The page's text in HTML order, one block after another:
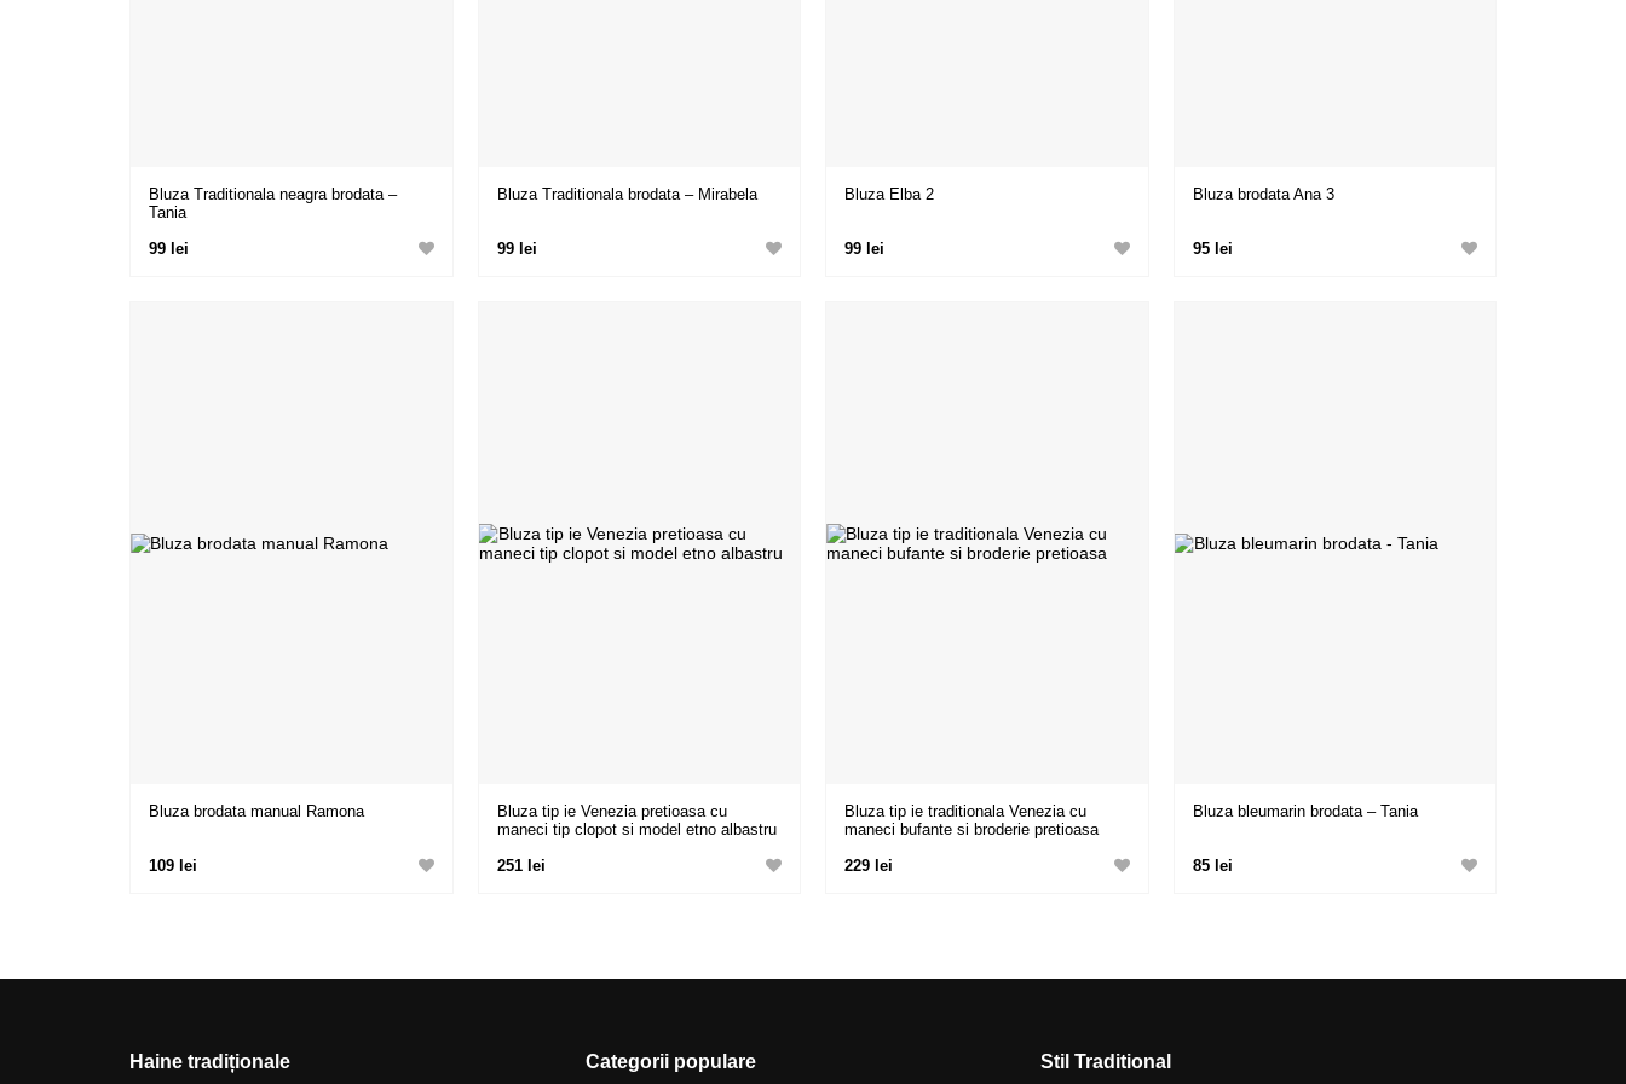
Bluza Traditionala neagra brodata –
Tania
99 lei
Bluza Traditionala brodata – Mirabela
99 lei
Bluza Elba 2
99 lei
Bluza brodata Ana 3
95 lei
Bluza brodata manual Ramona
109 lei
Bluza tip ie Venezia pretioasa cu
maneci tip clopot si model etno albastru
251 lei
Bluza tip ie traditionala Venezia cu
maneci bufante si broderie pretioasa
229 lei
Bluza bleumarin brodata – Tania
85 lei
Haine tradiționale Categorii populare Stil Traditional